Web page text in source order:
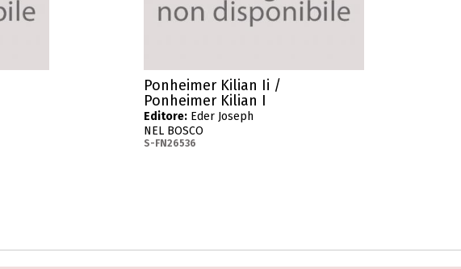
Ponheimer Kilian Ii /
Ponheimer Kilian I
Editore: Eder Joseph
NEL BOSCO
S-FN26536